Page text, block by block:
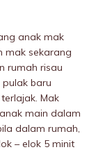
anak mak
mak sekarang
rumah risau
baru
Mak
main dalam
dalam rumah,
– elok 5 minit